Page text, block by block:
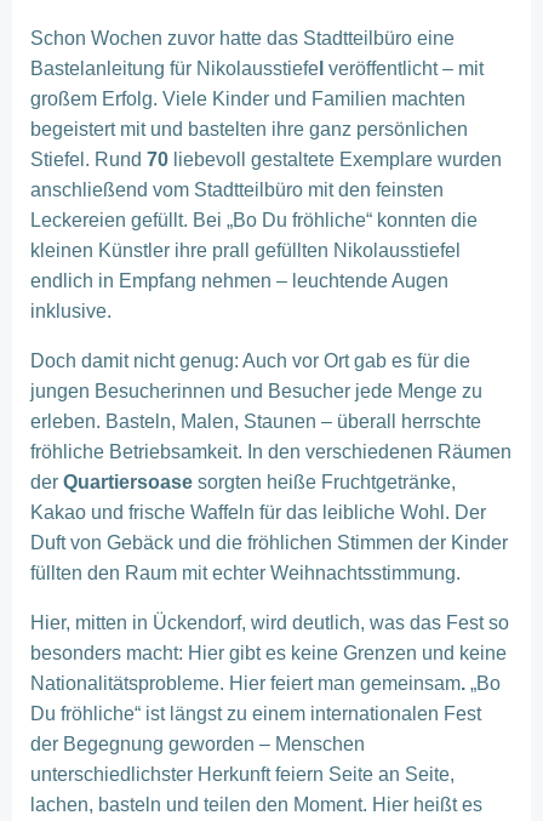
Schon Wochen zuvor hatte das Stadtteilbüro eine
Bastelanleitung für Nikolausstiefe veröffentlicht – mit
großem Erfolg. Viele Kinder und Familien machten
begeistert mit und bastelten ihre ganz persönlichen
Stiefel. Rund 70 liebevoll gestaltete Exemplare wurden
anschließend vom Stadtteilbüro mit den feinsten
Leckereien gefüllt. Bei „Bo Du fröhliche“ konnten die
kleinen Künstler ihre prall gefüllten Nikolausstiefel
endlich in Empfang nehmen – leuchtende Augen
inklusive.
Doch damit nicht genug: Auch vor Ort gab es für die
jungen Besucherinnen und Besucher jede Menge zu
erleben. Basteln, Malen, Staunen – überall herrschte
fröhliche Betriebsamkeit. In den verschiedenen Räumen
der Quartiersoase sorgten heiße Fruchtgetränke,
Kakao und frische Waffeln für das leibliche Wohl. Der
Duft von Gebäck und die fröhlichen Stimmen der Kinder
füllten den Raum mit echter Weihnachtsstimmung.
Hier, mitten in Ückendorf, wird deutlich, was das Fest so
besonders macht: Hier gibt es keine Grenzen und keine
Nationalitätsprobleme. Hier feiert man gemeinsam. „Bo
Du fröhliche“ ist längst zu einem internationalen Fest
der Begegnung geworden – Menschen
unterschiedlichster Herkunft feiern Seite an Seite,
lachen, basteln und teilen den Moment. Hier heißt es